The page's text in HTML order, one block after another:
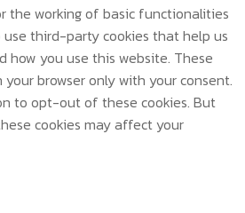
the working of basic functionalities
third-party cookies that help us
how you use this website. These
browser only with your consent.
to opt-out of these cookies. But
cookies may affect your